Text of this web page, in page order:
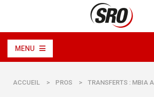
MENU
ACCUEIL > PROS > TRANSFERTS : MBIA